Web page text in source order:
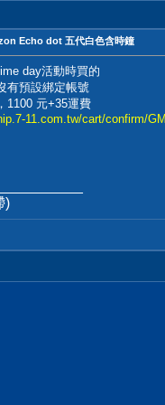
Echo dot 五代白色含時鐘
day活動時買的
有預設綁定帳號
1100 元+35運費
11.com.tw/cart/confirm/
)